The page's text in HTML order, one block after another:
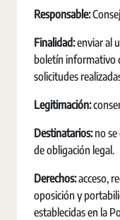
Responsable:
Finalidad:enviar al
boletín informativo
solicitudes
Legitimación:
Destinatarios:no
de obligación legal.
Derechos:acceso,
oposición y
establecidas en la